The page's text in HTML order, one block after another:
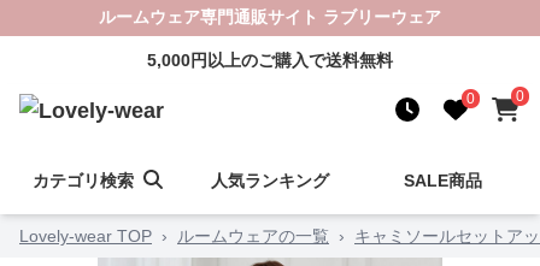
ルームウェア専門通販サイト ラブリーウェア
5,000円以上のご購入で送料無料
0 0
カテゴリ検索 人気ランキング SALE商品
Lovely-wear TOP › ルームウェアの一覧 › キャミソールセットア